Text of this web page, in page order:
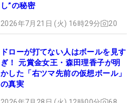
し”の秘密
2026年7月21日 (火) 16時29分 20
ドローが打てない人はボールを見す
ぎ！ 元賞金女王・森田理香子が明
かした「右ツマ先前の仮想ボール」
の真実